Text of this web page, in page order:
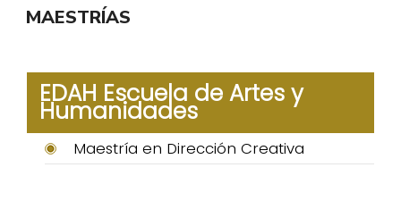
MAESTRÍAS
EDAH Escuela de Artes y
Humanidades
Maestría en Dirección Creativa